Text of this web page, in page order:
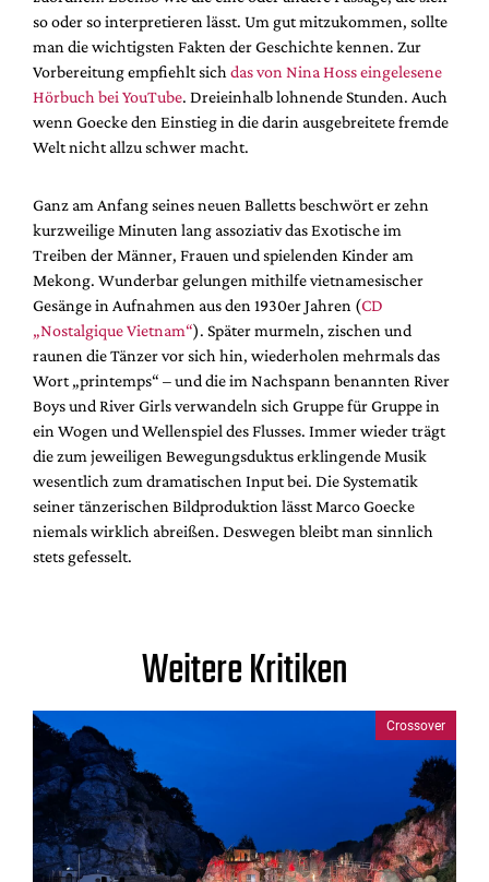
so oder so interpretieren lässt. Um gut mitzukommen, sollte
man die wichtigsten Fakten der Geschichte kennen. Zur
Vorbereitung empfiehlt sich das von Nina Hoss eingelesene
Hörbuch bei YouTube. Dreieinhalb lohnende Stunden. Auch
wenn Goecke den Einstieg in die darin ausgebreitete fremde
Welt nicht allzu schwer macht.
Ganz am Anfang seines neuen Balletts beschwört er zehn
kurzweilige Minuten lang assoziativ das Exotische im
Treiben der Männer, Frauen und spielenden Kinder am
Mekong. Wunderbar gelungen mithilfe vietnamesischer
Gesänge in Aufnahmen aus den 1930er Jahren (CD
„Nostalgique Vietnam“). Später murmeln, zischen und
raunen die Tänzer vor sich hin, wiederholen mehrmals das
Wort „printemps“ – und die im Nachspann benannten River
Boys und River Girls verwandeln sich Gruppe für Gruppe in
ein Wogen und Wellenspiel des Flusses. Immer wieder trägt
die zum jeweiligen Bewegungsduktus erklingende Musik
wesentlich zum dramatischen Input bei. Die Systematik
seiner tänzerischen Bildproduktion lässt Marco Goecke
niemals wirklich abreißen. Deswegen bleibt man sinnlich
stets gefesselt.
Weitere Kritiken
Crossover